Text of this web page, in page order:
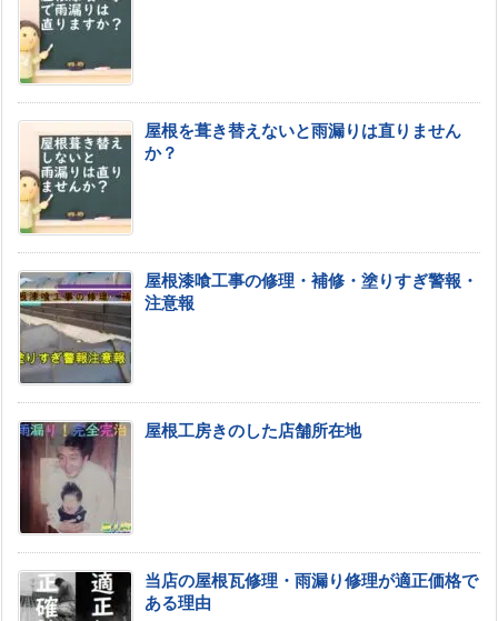
屋根を葺き替えないと雨漏りは直りません
か？
屋根漆喰工事の修理・補修・塗りすぎ警報・
注意報
屋根工房きのした店舗所在地
当店の屋根瓦修理・雨漏り修理が適正価格で
ある理由